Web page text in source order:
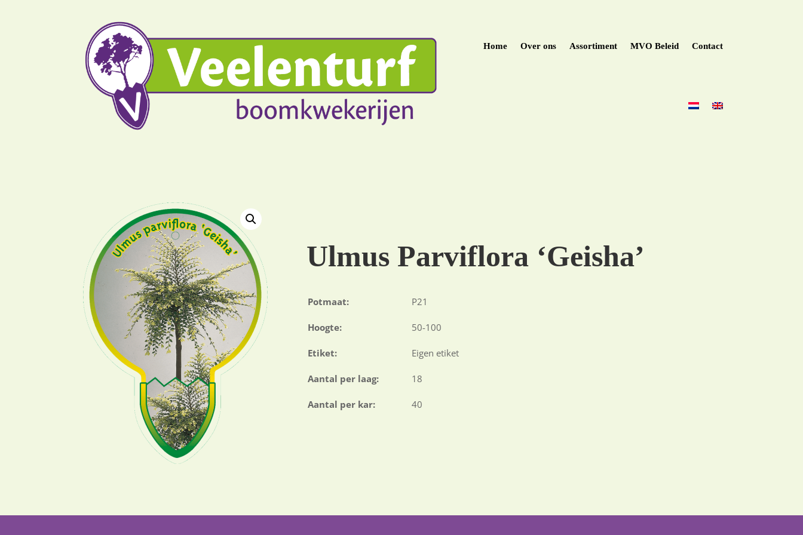
Home Over ons Assortiment MVO Beleid Contact
Ulmus Parviflora ‘Geisha’
Potmaat: P21
Hoogte: 50-100
Etiket: Eigen etiket
Aantal per laag: 18
Aantal per kar: 40